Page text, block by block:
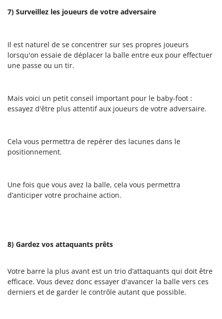
7) Surveillez les joueurs de votre adversaire
Il est naturel de se concentrer sur ses propres joueurs
lorsqu'on essaie de déplacer la balle entre eux pour effectuer
une passe ou un tir.
Mais voici un petit conseil important pour le baby-foot :
essayez d'être plus attentif aux joueurs de votre adversaire.
Cela vous permettra de repérer des lacunes dans le
positionnement.
Une fois que vous avez la balle, cela vous permettra
d’anticiper votre prochaine action.
8) Gardez vos attaquants prêts
Votre barre la plus avant est un trio d’attaquants qui doit être
efficace. Vous devez donc essayer d'avancer la balle vers ces
derniers et de garder le contrôle autant que possible.